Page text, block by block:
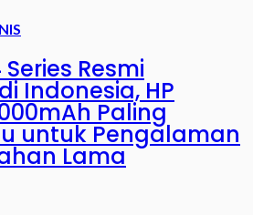
Resmi
Indonesia, HP
Paling
untuk Pengalaman
Lama